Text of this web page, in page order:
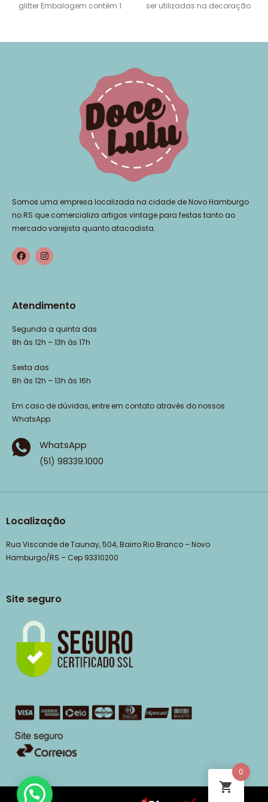
glitter Embalagem contém 1
ser utilizadas na decoração
Somos uma empresa localizada na cidade de Novo Hamburgo
no RS que comercializa artigos vintage para festas tanto ao
mercado varejista quanto atacadista.
Atendimento
Segunda a quinta das
8h às 12h – 13h às 17h
Sexta das
8h às 12h – 13h às 16h
Em caso de dúvidas, entre em contato através do nossos
WhatsApp.
WhatsApp
(51) 98339.1000
Localização
Rua Visconde de Taunay, 504, Bairro Rio Branco – Novo
Hamburgo/RS – Cep 93310200
Site seguro
0